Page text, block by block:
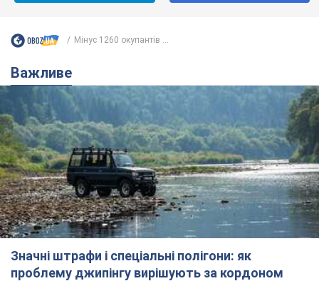
Мінус 1260 окупантів ...
Важливе
Значні штрафи і спеціальні полігони: як
проблему джипінгу вирішують за кордоном